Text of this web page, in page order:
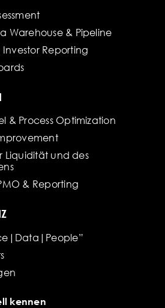
Warehouse & Pipeline
Reporting
& Process Optimization
Liquidität und des
& Reporting
kennen